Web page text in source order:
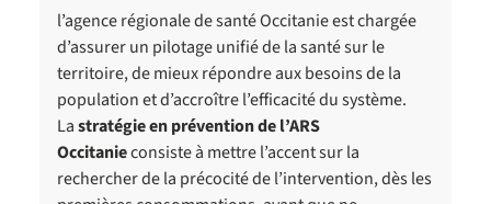
l’agence régionale de santé Occitanie est chargée
d’assurer un pilotage unifié de la santé sur le
territoire, de mieux répondre aux besoins de la
population et d’accroître l’efficacité du système.
Lastratégie en prévention de l’ARS
Occitanieconsiste à mettre l’accent sur la
rechercher de la précocité de l’intervention, dès les